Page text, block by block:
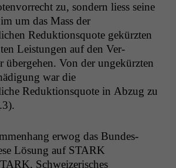
zu, son­dern liess seine
um das Mass der
Reduk­tion­squote gekürzten
Leis­tun­gen auf den Ver­
überge­hen. Von der ungekürzten
war die
Reduk­tion­squote in Abzug zu
erwog das Bun­des­
Lösung auf STARK
, Schweiz­erisches